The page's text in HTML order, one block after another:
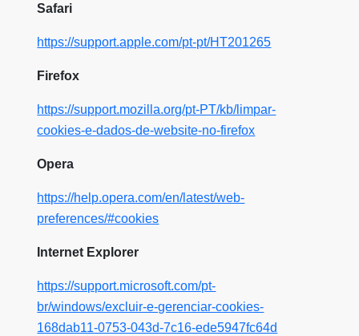
Safari
https://support.apple.com/pt-pt/HT201265
Firefox
https://support.mozilla.org/pt-PT/kb/limpar-
cookies-e-dados-de-website-no-firefox
Opera
https://help.opera.com/en/latest/web-
preferences/#cookies
Internet Explorer
https://support.microsoft.com/pt-
br/windows/excluir-e-gerenciar-cookies-
168dab11-0753-043d-7c16-ede5947fc64d